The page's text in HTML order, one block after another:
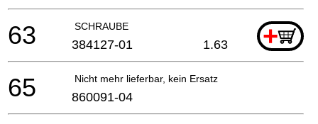
SCHRAUBE +
63 384127-01 1.63
Nicht mehr lieferbar, kein Ersatz
65 860091-04